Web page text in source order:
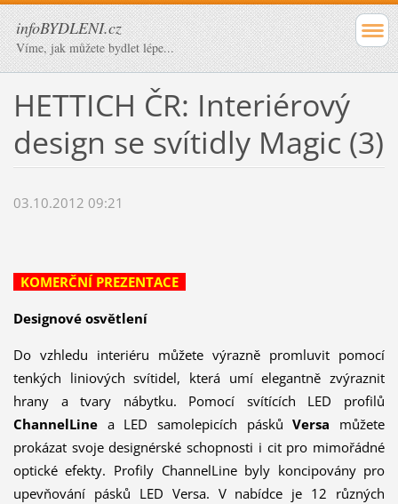
infoBYDLENI.cz
Víme, jak můžete bydlet lépe...
HETTICH ČR: Interiérový
design se svítidly Magic (3)
03.10.2012 09:21
KOMERČNÍ PREZENTACE
Designové osvětlení
Do vzhledu interiéru můžete výrazně promluvit pomocí
tenkých liniových svítidel, která umí elegantně zvýraznit
hrany a tvary nábytku. Pomocí svítících LED profilů
ChannelLinea LED samolepicích páskůVersa můžete
prokázat svoje designérské schopnosti i cit pro mimořádné
optické efekty. Profily ChannelLine byly koncipovány pro
upevňování pásků LED Versa. V nabídce je 12 různých